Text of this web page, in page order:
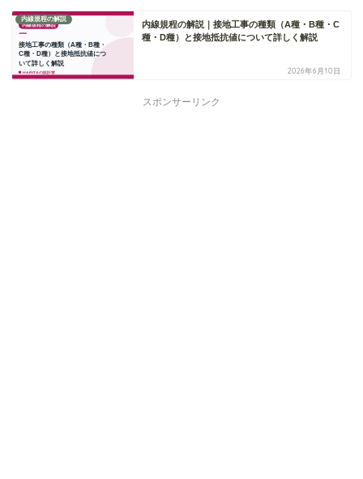
内線規程の解説
内線規程の解説｜接地工事の種類（A種・B種・C
種・D種）と接地抵抗値について詳しく解説
2026年6月10日
スポンサーリンク